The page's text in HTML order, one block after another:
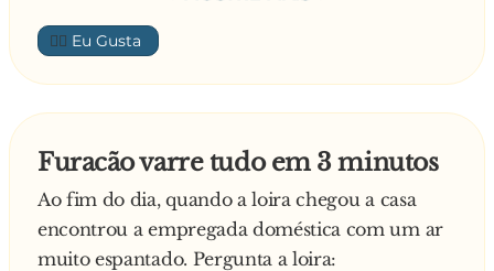
- Ora, minha senhora, então talvez lá nos
encontremos, quem sabe
—
👍🏼
Furacão varre tudo em 3 minutos
Ao fim do dia, quando a loira chegou a casa
encontrou a empregada doméstica com um ar
muito espantado. Pergunta a loira: